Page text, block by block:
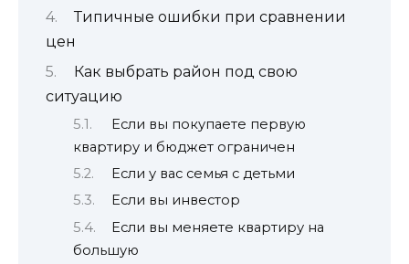
Типичные ошибки при сравнении
цен
Как выбрать район под свою
ситуацию
Если вы покупаете первую
квартиру и бюджет ограничен
Если у вас семья с детьми
Если вы инвестор
Если вы меняете квартиру на
большую